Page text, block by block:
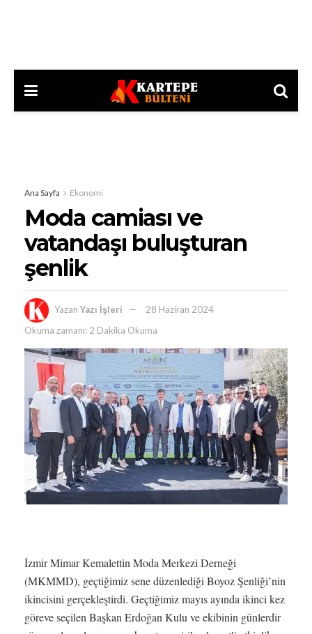
Ana Sayfa Ekonomi
Moda camiası ve
vatandaşı buluşturan
şenlik
Yazan Yazı İşleri
28 Haziran 2024
Okuma zamanı: 2 Dakika Okuma
İzmir Mimar Kemalettin Moda Merkezi Derneği
(MKMMD), geçtiğimiz sene düzenlediği Boyoz Şenliği’nin
ikincisini gerçekleştirdi. Geçtiğimiz mayıs ayında ikinci kez
göreve seçilen Başkan Erdoğan Kulu ve ekibinin günlerdir